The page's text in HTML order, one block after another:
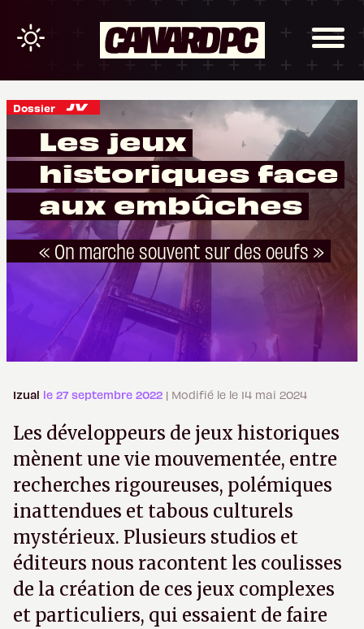
Dossier
Les jeux
historiques face
aux embûches
« On marche souvent sur des oeufs »
Izual le 27 septembre 2022 | Modifié le le 14 mai 2024
Les développeurs de jeux historiques
mènent une vie mouvementée, entre
recherches rigoureuses, polémiques
inattendues et tabous culturels
mystérieux. Plusieurs studios et
éditeurs nous racontent les coulisses
de la création de ces jeux complexes
et particuliers, qui essaient de faire